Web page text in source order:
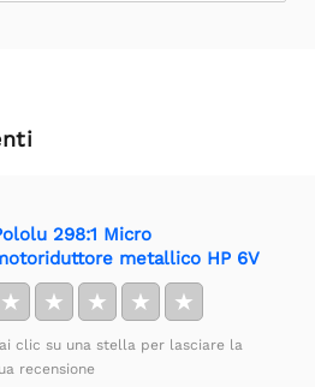
298:1 Micro
metallico HP 6V
★ ★ ★ ★ ★
clic su una stella per lasciare la
recensione